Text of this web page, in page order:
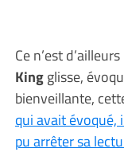
Ce n’est
Kingglisse,
bienveillante,
qui avait évoqué,
pu arrêter sa